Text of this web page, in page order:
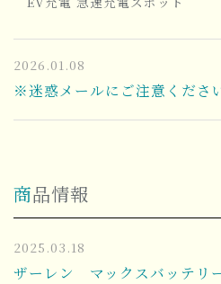
2026.01.08
※迷惑メールにご注意くださ
商品情報
2025.03.18
ザーレン マックスバッテリ